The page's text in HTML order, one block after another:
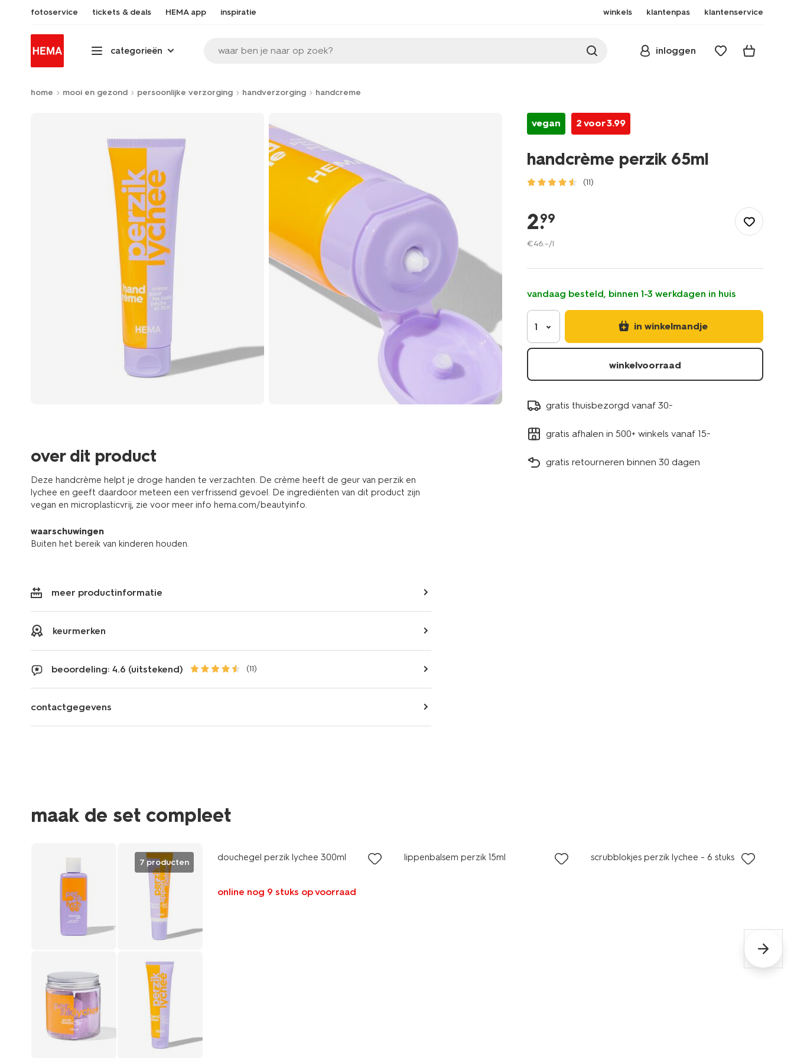
fotoservice tickets & deals HEMA app inspiratie winkels klantenpas klantenservice
categorieën waar ben je naar op zoek? inloggen
home mooi en gezond persoonlijke verzorging handverzorging handcreme
over dit product
Deze handcrème helpt je droge handen te verzachten. De crème heeft de geur van perzik en
lychee en geeft daardoor meteen een verfrissend gevoel. De ingrediënten van dit product zijn
vegan en microplasticvrij, zie voor meer info hema.com/beautyinfo.
waarschuwingen
Buiten het bereik van kinderen houden.
meer productinformatie
keurmerken
beoordeling: 4.6 (uitstekend) (11)
contactgegevens
vegan 2 voor 3.99
handcrème perzik 65ml
(11)
verzorging/handverzorging/handcreme/handcreme-
65ml-
2.
99
€46.–/l
vandaag besteld, binnen 1-3 werkdagen in huis
1 in winkelmandje
winkelvoorraad
gratis thuisbezorgd vanaf 30.-
gratis afhalen in 500+ winkels vanaf 15.-
gratis retourneren binnen 30 dagen
maak de set compleet
7 producten douchegel perzik lychee 300ml
online nog 9 stuks op voorraad
lippenbalsem perzik 15ml scrubblokjes perzik lychee - 6 stuks